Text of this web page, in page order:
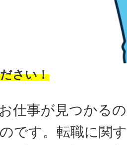
さい！
仕事が見つかる
です。転職に関